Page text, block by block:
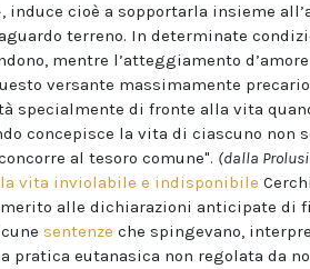
cioè a sopportarla insieme
terreno. In determinate
mentre l’atteggiamento
versante massimamente
specialmente di fronte alla vita
concepisce la vita di ciascuno non
al tesoro comune". (dalla
vita inviolabile e indisponibile
alle dichiarazioni anticipate di
sentenze che spingevano,
pratica eutanasica non regolata da